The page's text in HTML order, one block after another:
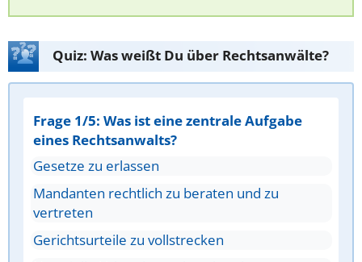
Quiz: Was weißt Du über Rechtsanwälte?
Frage 1/5: Was ist eine zentrale Aufgabe
eines Rechtsanwalts?
Gesetze zu erlassen
Mandanten rechtlich zu beraten und zu
vertreten
Gerichtsurteile zu vollstrecken